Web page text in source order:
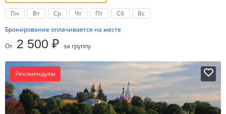
Пн Вт Ср Чт Пт Сб
Вс
Бронирование оплачивается на месте
От 2 500 ₽ за группу
Рекомендуем